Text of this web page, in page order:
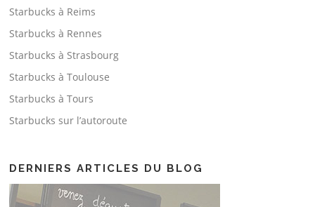
Starbucks à Reims
Starbucks à Rennes
Starbucks à Strasbourg
Starbucks à Toulouse
Starbucks à Tours
Starbucks sur l’autoroute
DERNIERS ARTICLES DU BLOG